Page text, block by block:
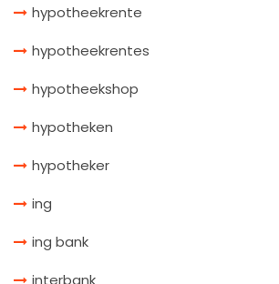
hypotheekrente
hypotheekrentes
hypotheekshop
hypotheken
hypotheker
ing
ing bank
interbank